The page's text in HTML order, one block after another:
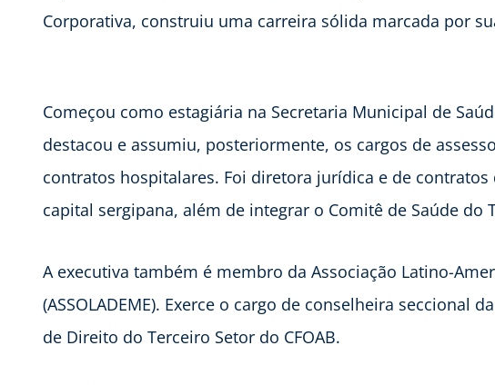
Corporativa, construiu uma carreira sólida marcada por
Começou como estagiária na Secretaria Municipal de
destacou e assumiu, posteriormente, os cargos de
contratos hospitalares. Foi diretora jurídica e de contratos
capital sergipana, além de integrar o Comitê de Saúde do
A executiva também é membro da Associação Latino-
(ASSOLADEME). Exerce o cargo de conselheira seccional
de Direito do Terceiro Setor do CFOAB.